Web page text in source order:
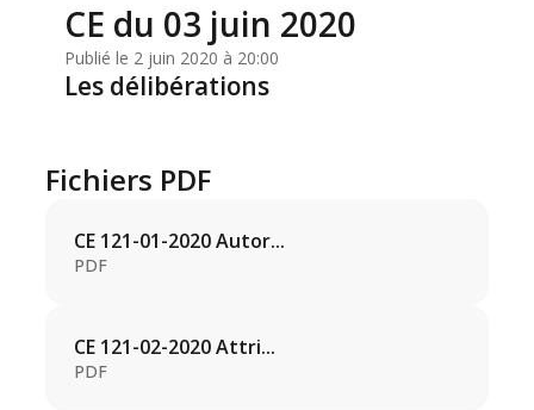
CE du 03 juin 2020
Publié le 2 juin 2020 à 20:00
Les délibérations
Fichiers PDF
CE 121-01-2020 Autor...
PDF
CE 121-02-2020 Attri...
PDF